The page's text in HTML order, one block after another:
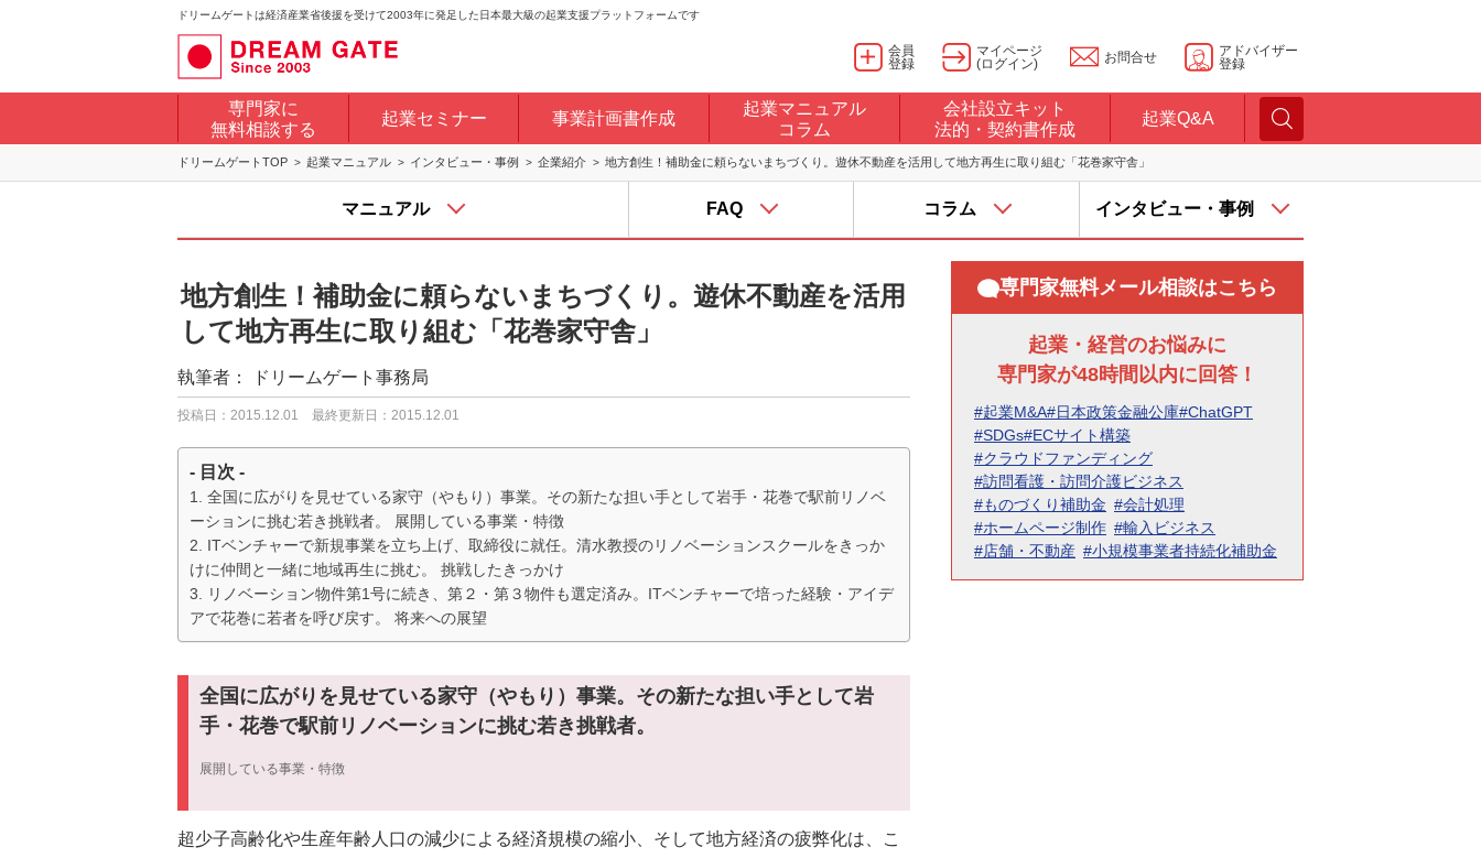
ドリームゲートは経済産業省後援を受けて2003年に発足した日本最大級の起業支援プラットフォームです
会員
登録
マイページ
(ログイン)
お問合せ
アドバイザー
登録
専門家に
無料相談する
起業セミナー 事業計画書作成
起業マニュアル
コラム
会社設立キット
法的・契約書作成
起業Q&A
ドリームゲートTOP 起業マニュアル インタビュー・事例 企業紹介 地方創生！補助金に頼らないまちづくり。遊休不動産を活用して地方再生に取り組む「花巻家守舎」
マニュアル FAQ コラム インタビュー・事例
地方創生！補助金に頼らないまちづくり。遊休不動産を活用
して地方再生に取り組む「花巻家守舎」
執筆者： ドリームゲート事務局
投稿日：2015.12.01 最終更新日：2015.12.01
- 目次 -
全国に広がりを見せている家守（やもり）事業。その新たな担い手として岩手・花巻で駅前リノベ
ーションに挑む若き挑戦者。 展開している事業・特徴
ITベンチャーで新規事業を立ち上げ、取締役に就任。清水教授のリノベーションスクールをきっか
けに仲間と一緒に地域再生に挑む。 挑戦したきっかけ
リノベーション物件第1号に続き、第２・第３物件も選定済み。ITベンチャーで培った経験・アイデ
アで花巻に若者を呼び戻す。 将来への展望
全国に広がりを見せている家守（やもり）事業。その新たな担い手として岩
手・花巻で駅前リノベーションに挑む若き挑戦者。
展開している事業・特徴
超少子高齢化や生産年齢人口の減少による経済規模の縮小、そして地方経済の疲弊化は、こ
専門家無料メール相談はこちら
起業・経営のお悩みに
専門家が48時間以内に回答！
#起業M&A#日本政策金融公庫#ChatGPT
#SDGs#ECサイト構築
#クラウドファンディング
#訪問看護・訪問介護ビジネス
#ものづくり補助金 #会計処理
#ホームページ制作 #輸入ビジネス
#店舗・不動産 #小規模事業者持続化補助金